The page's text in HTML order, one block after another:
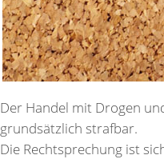
Der Handel mit Drogen
grundsätzlich strafbar.
Die Rechtsprechung ist